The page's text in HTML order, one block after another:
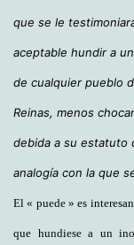
que se le
aceptable hundir a
de cualquier pueblo
Reinas, menos
debida a su estatuto
analogía con la que
El « puede » es
que hundiese a un